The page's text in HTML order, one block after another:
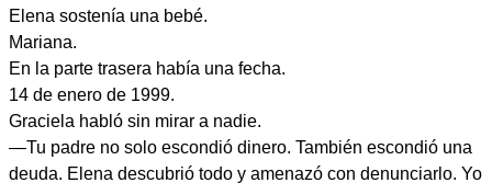
Elena sostenía una bebé.
Mariana.
En la parte trasera había una fecha.
14 de enero de 1999.
Graciela habló sin mirar a nadie.
—Tu padre no solo escondió dinero. También escondió una
deuda. Elena descubrió todo y amenazó con denunciarlo. Yo